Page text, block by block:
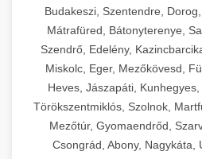
Budakeszi, Szentendre,
Mátrafüred, Bátonyterenye,
Szendrő, Edelény,
Miskolc, Eger, Mezőkövesd,
Heves, Jászapáti, Kunhegyes,
Törökszentmiklós, Szolnok,
Mezőtúr, Gyomaendrőd,
Csongrád, Abony, Nagykáta,